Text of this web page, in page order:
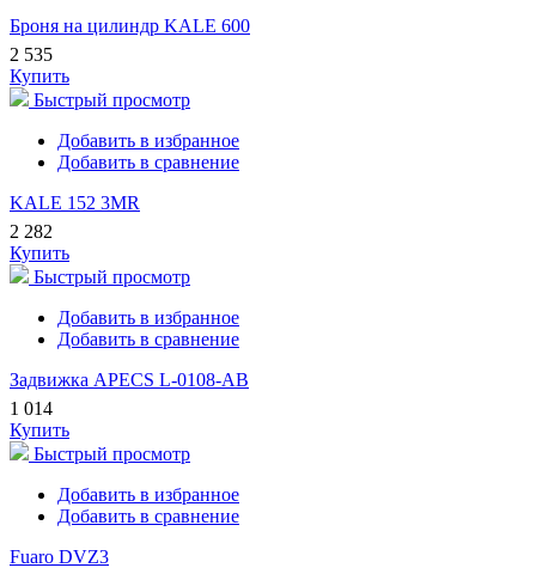
Броня на цилиндр KALE 600
2 535
Купить
Быстрый просмотр
Добавить в избранное
Добавить в сравнение
KALE 152 3MR
2 282
Купить
Быстрый просмотр
Добавить в избранное
Добавить в сравнение
Задвижка APECS L-0108-AB
1 014
Купить
Быстрый просмотр
Добавить в избранное
Добавить в сравнение
Fuaro DVZ3